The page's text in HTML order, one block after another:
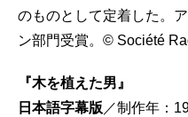
のものとして定着した。
ン部門受賞。© Société
『木を植えた男』
日本語字幕版 ／制作年：